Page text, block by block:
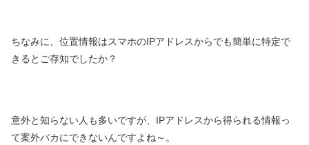
ちなみに、位置情報はスマホのIPアドレスからでも簡単に特定で
きるとご存知でしたか？
意外と知らない人も多いですが、IPアドレスから得られる情報っ
て案外バカにできないんですよね～。